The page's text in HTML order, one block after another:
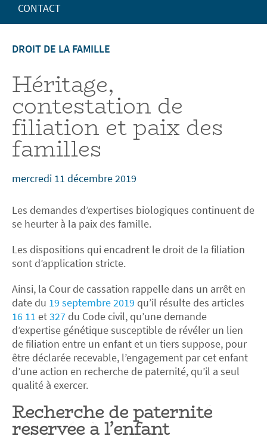
CONTACT
DROIT DE LA FAMILLE
Héritage,
contestation de
filiation et paix des
familles
mercredi 11 décembre 2019
Les demandes d’expertises biologiques continuent de
se heurter à la paix des famille.
Les dispositions qui encadrent le droit de la filiation
sont d’application stricte.
Ainsi, la Cour de cassation rappelle dans un arrêt en
date du 19 septembre 2019 qu’il résulte des articles
16 11 et327 du Code civil, qu’une demande
d’expertise génétique susceptible de révéler un lien
de filiation entre un enfant et un tiers suppose, pour
être déclarée recevable, l’engagement par cet enfant
d’une action en recherche de paternité, qu’il a seul
qualité à exercer.
Recherche de paternité
réservée à l’enfant